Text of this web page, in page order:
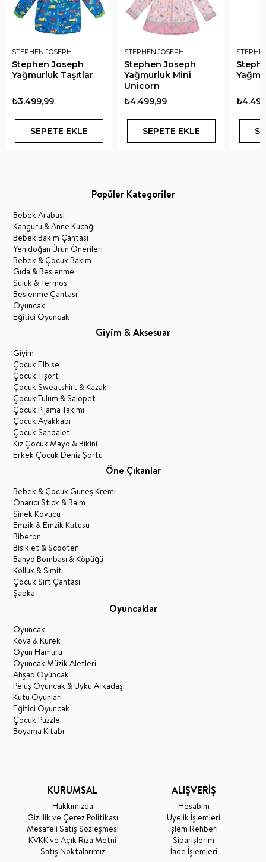
STEPHEN JOSEPH
Stephen Joseph
Yağmurluk Taşıtlar
₺3.499,99
SEPETE EKLE
STEPHEN JOSEPH
Stephen Joseph
Yağmurluk Mini
Unicorn
₺4.499,99
SEPETE EKLE
Popüler Kategoriler
Bebek Arabası
Kanguru & Anne Kucağı
Bebek Bakım Çantası
Yenidoğan Ürün Önerileri
Bebek & Çocuk Bakım
Gıda & Beslenme
Suluk & Termos
Beslenme Çantası
Oyuncak
Eğitici Oyuncak
Giyim & Aksesuar
Giyim
Çocuk Elbise
Çocuk Tişört
Çocuk Sweatshirt & Kazak
Çocuk Tulum & Salopet
Çocuk Pijama Takımı
Çocuk Ayakkabı
Çocuk Sandalet
Kız Çocuk Mayo & Bikini
Erkek Çocuk Deniz Şortu
Öne Çıkanlar
Bebek & Çocuk Güneş Kremi
Onarıcı Stick & Balm
Sinek Kovucu
Emzik & Emzik Kutusu
Biberon
Bisiklet & Scooter
Banyo Bombası & Köpüğü
Kolluk & Simit
Çocuk Sırt Çantası
Şapka
Oyuncaklar
Oyuncak
Kova & Kürek
Oyun Hamuru
Oyuncak Müzik Aletleri
Ahşap Oyuncak
Peluş Oyuncak & Uyku Arkadaşı
Kutu Oyunları
Eğitici Oyuncak
Çocuk Puzzle
Boyama Kitabı
KURUMSAL
Hakkımızda
Gizlilik ve Çerez Politikası
Mesafeli Satış Sözleşmesi
KVKK ve Açık Rıza Metni
Satış Noktalarımız
ALIŞVERİŞ
Hesabım
Üyelik İşlemleri
İşlem Rehberi
Siparişlerim
İade İşlemleri